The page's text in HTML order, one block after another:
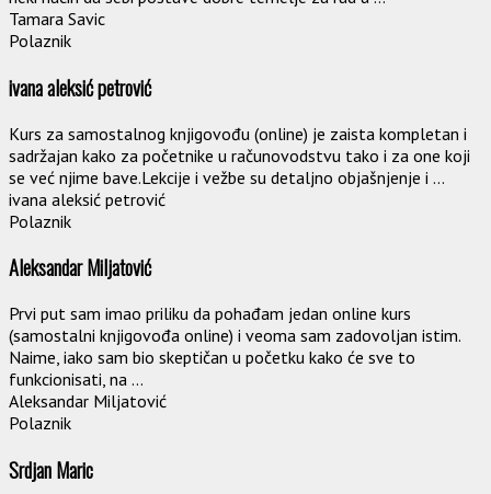
Tamara Savic
Polaznik
ivana aleksić petrović
Kurs za samostalnog knjigovođu (online) je zaista kompletan i
sadržajan kako za početnike u računovodstvu tako i za one koji
se već njime bave.Lekcije i vežbe su detaljno objašnjenje i ...
ivana aleksić petrović
Polaznik
Aleksandar Miljatović
Prvi put sam imao priliku da pohađam jedan online kurs
(samostalni knjigovođa online) i veoma sam zadovoljan istim.
Naime, iako sam bio skeptičan u početku kako će sve to
funkcionisati, na ...
Aleksandar Miljatović
Polaznik
Srdjan Maric